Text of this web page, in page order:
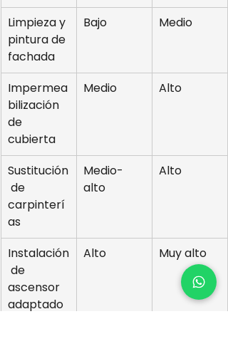
Limpieza y
pintura de
fachada
Bajo Medio
Impermea
bilización
de
cubierta
Medio Alto
Sustitución
de
carpinterí
as
Medio-
alto
Alto
Instalación
de
ascensor
adaptado
Alto Muy alto